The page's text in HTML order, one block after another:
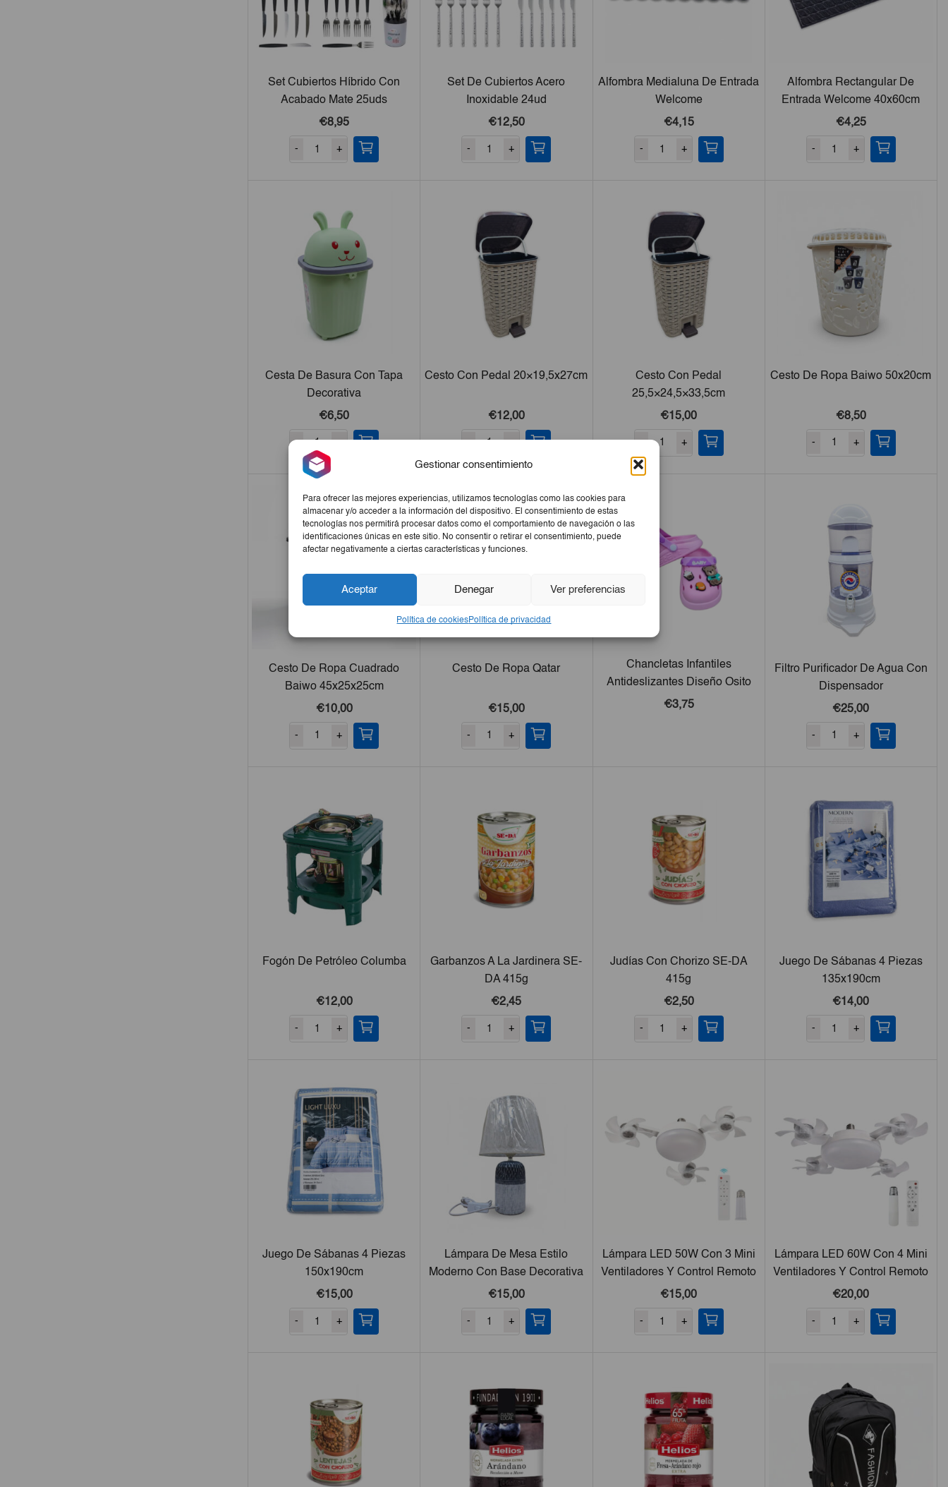
Gestionar consentimiento
Para ofrecer las mejores experiencias, utilizamos tecnologías como las cookies para
almacenar y/o acceder a la información del dispositivo. El consentimiento de estas
tecnologías nos permitirá procesar datos como el comportamiento de navegación o las
identificaciones únicas en este sitio. No consentir o retirar el consentimiento, puede
afectar negativamente a ciertas características y funciones.
Aceptar Denegar Ver preferencias
Política de cookiesPolítica de privacidad
Set Cubiertos Híbrido Con
Acabado Mate 25uds
€8,95
- +
Set De Cubiertos Acero
Inoxidable 24ud
€12,50
- +
Alfombra Medialuna De Entrada
Welcome
€4,15
- +
Alfombra Rectangular De
Entrada Welcome 40x60cm
€4,25
- +
Cesta De Basura Con Tapa
Decorativa
€6,50
- +
Cesto Con Pedal 20×19,5x27cm
€12,00
- +
Cesto Con Pedal
25,5×24,5×33,5cm
€15,00
- +
Cesto De Ropa Baiwo 50x20cm
€8,50
- +
Cesto De Ropa Cuadrado
Baiwo 45x25x25cm
€10,00
- +
Cesto De Ropa Qatar
€15,00
- +
Chancletas Infantiles
Antideslizantes Diseño Osito
€3,75
Filtro Purificador De Agua Con
Dispensador
€25,00
- +
Fogón De Petróleo Columba
€12,00
- +
Garbanzos A La Jardinera SE-
DA 415g
€2,45
- +
Judías Con Chorizo SE-DA
415g
€2,50
- +
Juego De Sábanas 4 Piezas
135x190cm
€14,00
- +
Juego De Sábanas 4 Piezas
150x190cm
€15,00
- +
Lámpara De Mesa Estilo
Moderno Con Base Decorativa
€15,00
- +
Lámpara LED 50W Con 3 Mini
Ventiladores Y Control Remoto
€15,00
- +
Lámpara LED 60W Con 4 Mini
Ventiladores Y Control Remoto
€20,00
- +